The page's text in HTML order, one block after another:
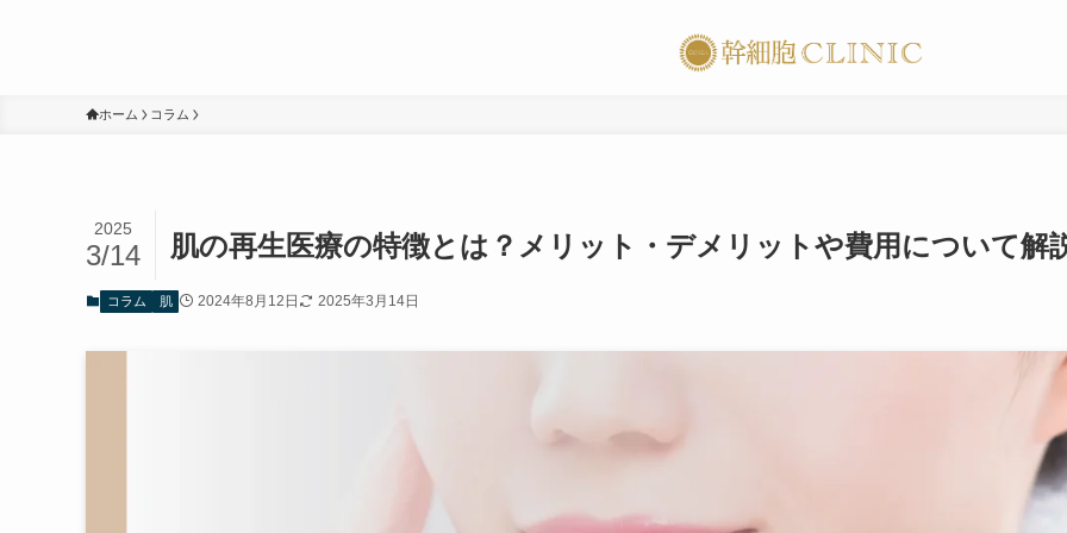
ホーム コラム
肌の再生医療の特徴とは？メリット・デメリットや費用について解
2025
3/14
コラム 肌 2024年8月12日 2025年3月14日